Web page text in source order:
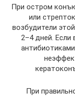
При остром
или
возбудители
2–4 дней. Если
При